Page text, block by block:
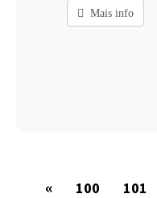
Mais info
« 100 101